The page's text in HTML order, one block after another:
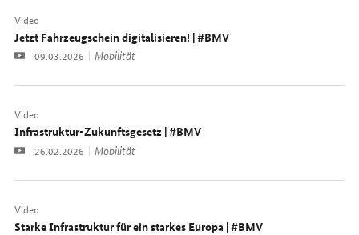
Video
Jetzt Fahrzeugschein digitalisieren! | #BMV
VideoDatum:
09.03.2026 Mobilität
Video
Infrastruktur-Zukunftsgesetz | #BMV
VideoDatum:
26.02.2026 Mobilität
Video
Starke Infrastruktur für ein starkes Europa | #BMV